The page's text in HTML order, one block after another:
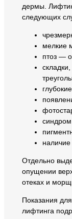
дермы.
следующих
мелкие
птоз —
синдром
наличие
Отдельно
опущении
отеках и
Показания
лифтинга